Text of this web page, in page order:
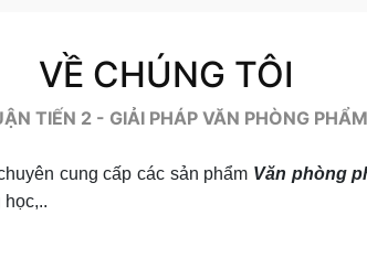
VỀ CHÚNG TÔI
TIẾN 2 - GIẢI PHÁP VĂN PHÒNG
cung cấp các sản phẩm Văn phòng